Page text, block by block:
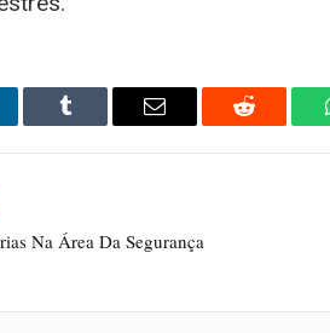
Tumblr Email Reddit
Na Área Da Segurança